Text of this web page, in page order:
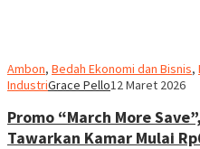
Ambon, Bedah Ekonomi dan Bisnis,
IndustriGrace Pello12 Maret 2026
Promo “March More
Tawarkan Kamar Mulai